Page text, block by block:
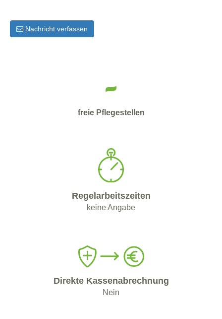
Nachricht verfassen
-
freie Pflegestellen
Regelarbeitszeiten
keine Angabe
Direkte Kassenabrechnung
Nein